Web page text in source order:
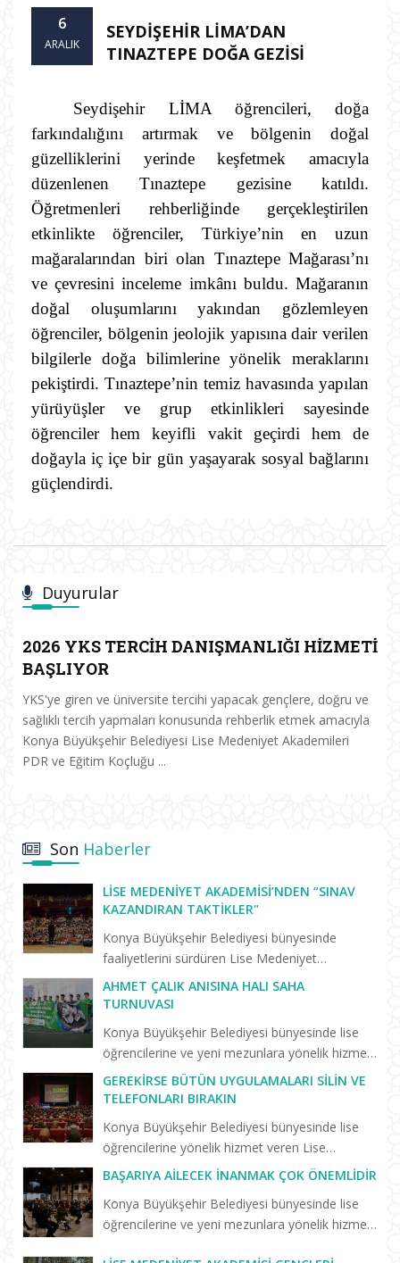
6
ARALIK
SEYDİŞEHİR LİMA’DAN
TINAZTEPE DOĞA GEZİSİ
Seydişehir LİMA öğrencileri, doğa
farkındalığını artırmak ve bölgenin doğal
güzelliklerini yerinde keşfetmek amacıyla
düzenlenen Tınaztepe gezisine katıldı.
Öğretmenleri rehberliğinde gerçekleştirilen
etkinlikte öğrenciler, Türkiye’nin en uzun
mağaralarından biri olan Tınaztepe Mağarası’nı
ve çevresini inceleme imkânı buldu. Mağaranın
doğal oluşumlarını yakından gözlemleyen
öğrenciler, bölgenin jeolojik yapısına dair verilen
bilgilerle doğa bilimlerine yönelik meraklarını
pekiştirdi. Tınaztepe’nin temiz havasında yapılan
yürüyüşler ve grup etkinlikleri sayesinde
öğrenciler hem keyifli vakit geçirdi hem de
doğayla iç içe bir gün yaşayarak sosyal bağlarını
güçlendirdi.
Duyurular
2026 YKS TERCİH DANIŞMANLIĞI HİZMETİ
BAŞLIYOR
YKS'ye giren ve üniversite tercihi yapacak gençlere, doğru ve
sağlıklı tercih yapmaları konusunda rehberlik etmek amacıyla
Konya Büyükşehir Belediyesi Lise Medeniyet Akademileri
PDR ve Eğitim Koçluğu ...
Son Haberler
LISE MEDENIYET AKADEMISI’NDEN “SINAV
KAZANDIRAN TAKTIKLER"
Konya Büyükşehir Belediyesi bünyesinde
faaliyetlerini sürdüren Lise Medeniyet
Akademisi’nde “Birlikte Başaracağız”
programları yeni eğitim öğretim dönemiyle
AHMET ÇALIK ANISINA HALI SAHA
TURNUVASI
Konya Büyükşehir Belediyesi bünyesinde lise
öğrencilerine ve yeni mezunlara yönelik hizmet
veren Lise Medeniyet Akademisi’nde trafik
kazasında hayatını kaybeden Konyasporlu
GEREKIRSE BÜTÜN UYGULAMALARI SILIN VE
TELEFONLARI BIRAKIN
Konya Büyükşehir Belediyesi bünyesinde lise
öğrencilerine yönelik hizmet veren Lise
Medeniyet Akademisi’nin “Birlikte Başaracağız”
programları sürüyor. Selçuklu Kongre
Merkezi’nde düzenlenen “Başarm...
BAŞARIYA AILECEK İNANMAK ÇOK ÖNEMLIDIR
Konya Büyükşehir Belediyesi bünyesinde lise
öğrencilerine ve yeni mezunlara yönelik hizmet